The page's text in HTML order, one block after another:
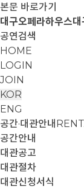
본문 바로가기
대구오페라하우스대
공연검색
HOME
LOGIN
JOIN
KOR
ENG
공간·대관안내
공간안내
대관공고
대관절차
대관신청서식